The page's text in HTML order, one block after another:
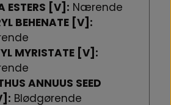
ESTERS [V]: Nærende
BEHENATE [V]:
MYRISTATE [V]:
ANNUUS SEED
Blødgørende